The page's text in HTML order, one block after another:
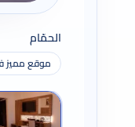
الحمّام
موقع مميز